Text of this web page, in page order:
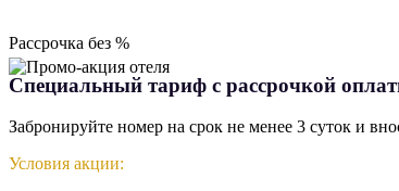
Рассрочка без %
Специальный тариф с рассрочкой
Забронируйте номер на срок не менее 3 суток и
Условия акции: